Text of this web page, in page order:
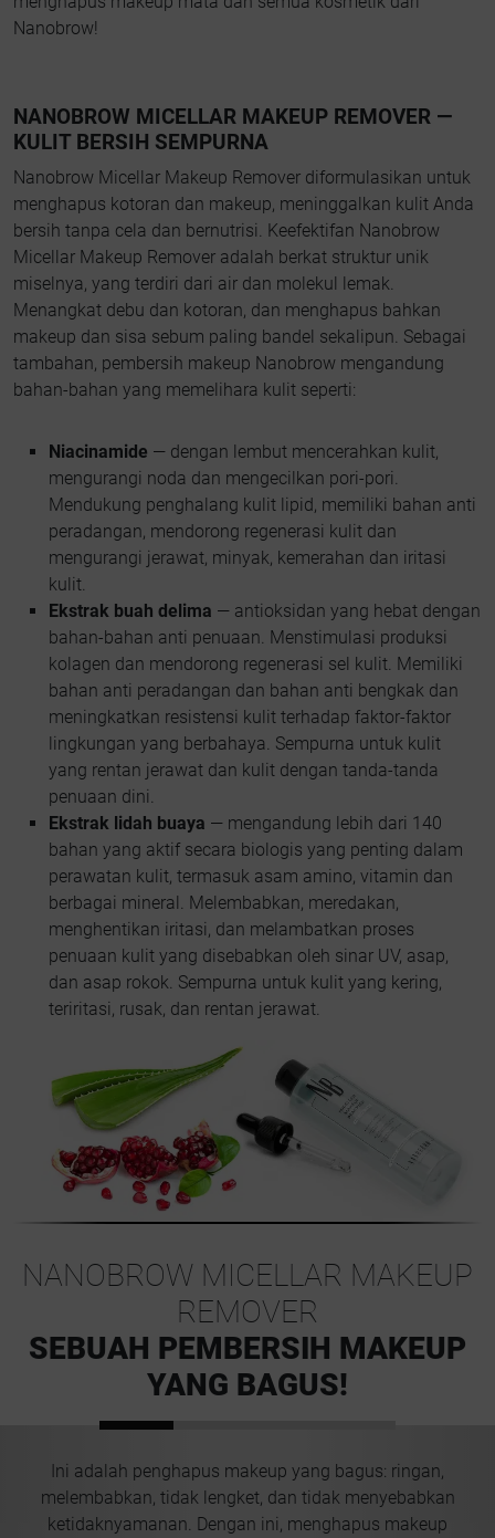
Nanobrow!
NANOBROW MICELLAR MAKEUP REMOVER —
KULIT BERSIH SEMPURNA
Nanobrow Micellar Makeup Remover diformulasikan untuk
menghapus kotoran dan makeup, meninggalkan kulit Anda
bersih tanpa cela dan bernutrisi. Keefektifan Nanobrow
Micellar Makeup Remover adalah berkat struktur unik
miselnya, yang terdiri dari air dan molekul lemak.
Menangkat debu dan kotoran, dan menghapus bahkan
makeup dan sisa sebum paling bandel sekalipun. Sebagai
tambahan, pembersih makeup Nanobrow mengandung
bahan-bahan yang memelihara kulit seperti:
Niacinamide — dengan lembut mencerahkan kulit,
mengurangi noda dan mengecilkan pori-pori.
Mendukung penghalang kulit lipid, memiliki bahan anti
peradangan, mendorong regenerasi kulit dan
mengurangi jerawat, minyak, kemerahan dan iritasi
kulit.
Ekstrak buah delima — antioksidan yang hebat dengan
bahan-bahan anti penuaan. Menstimulasi produksi
kolagen dan mendorong regenerasi sel kulit. Memiliki
bahan anti peradangan dan bahan anti bengkak dan
meningkatkan resistensi kulit terhadap faktor-faktor
lingkungan yang berbahaya. Sempurna untuk kulit
yang rentan jerawat dan kulit dengan tanda-tanda
penuaan dini.
Ekstrak lidah buaya — mengandung lebih dari 140
bahan yang aktif secara biologis yang penting dalam
perawatan kulit, termasuk asam amino, vitamin dan
berbagai mineral. Melembabkan, meredakan,
menghentikan iritasi, dan melambatkan proses
penuaan kulit yang disebabkan oleh sinar UV, asap,
dan asap rokok. Sempurna untuk kulit yang kering,
teriritasi, rusak, dan rentan jerawat.
NANOBROW MICELLAR MAKEUP
REMOVER
SEBUAH PEMBERSIH MAKEUP
YANG BAGUS!
Ini adalah penghapus makeup yang bagus: ringan,
melembabkan, tidak lengket, dan tidak menyebabkan
ketidaknyamanan. Dengan ini, menghapus makeup